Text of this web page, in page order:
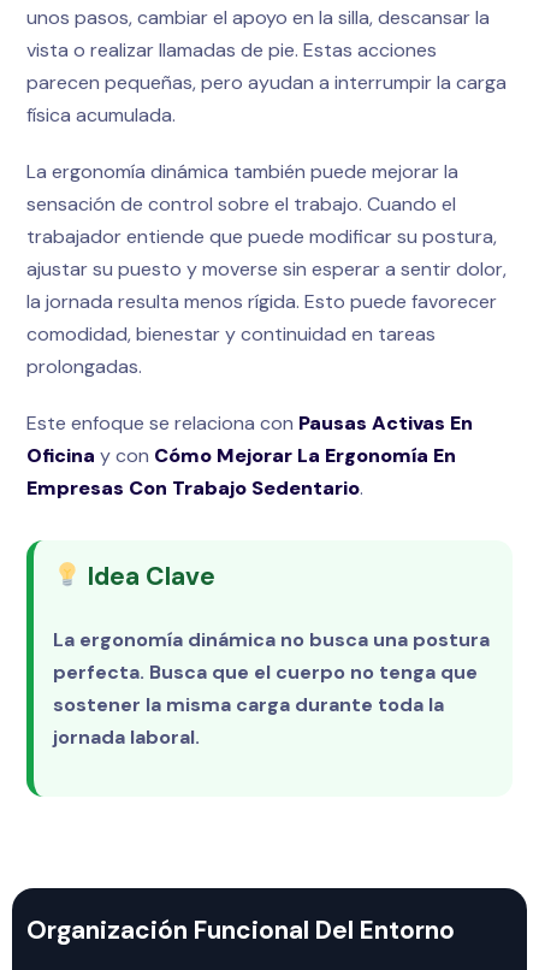
unos pasos, cambiar el apoyo en la silla, descansar la
vista o realizar llamadas de pie. Estas acciones
parecen pequeñas, pero ayudan a interrumpir la carga
física acumulada.
La ergonomía dinámica también puede mejorar la
sensación de control sobre el trabajo. Cuando el
trabajador entiende que puede modificar su postura,
ajustar su puesto y moverse sin esperar a sentir dolor,
la jornada resulta menos rígida. Esto puede favorecer
comodidad, bienestar y continuidad en tareas
prolongadas.
Este enfoque se relaciona con Pausas Activas En
Oficina y con Cómo Mejorar La Ergonomía En
Empresas Con Trabajo Sedentario.
Idea Clave
La ergonomía dinámica no busca una postura
perfecta. Busca que el cuerpo no tenga que
sostener la misma carga durante toda la
jornada laboral.
Organización Funcional Del Entorno